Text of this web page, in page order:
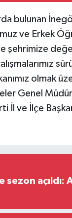
bulunan
ve Erkek
şehrimize
olmak
Genel
İl ve İlçe
açıldı: